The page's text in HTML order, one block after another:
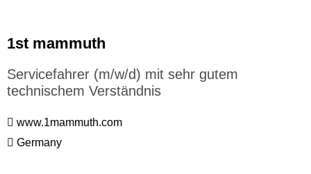
1st mammuth
Servicefahrer (m/w/d) mit sehr gutem
technischem Verständnis
www.1mammuth.com
Germany